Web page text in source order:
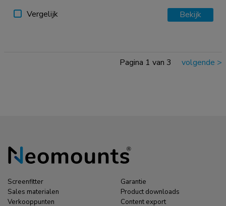
Vergelijk Bekijk
Pagina 1 van 3 volgende >
Screenfitter
Sales materialen
Verkooppunten
Garantie
Product downloads
Content export